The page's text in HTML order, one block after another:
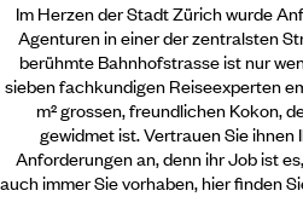
Im Herzen der Stadt Zürich wurde
Agenturen in einer der zentralsten
berühmte Bahnhofstrasse ist nur
sieben fachkundigen Reiseexperten
m² grossen, freundlichen Kokon,
gewidmet ist. Vertrauen Sie ihnen
Anforderungen an, denn ihr Job ist
auch immer Sie vorhaben, hier finden